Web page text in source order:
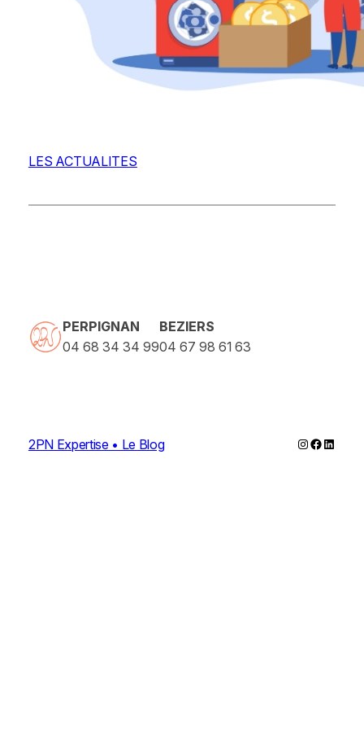
LES ACTUALITES
PERPIGNAN
04 68 34 34 99
BEZIERS
04 67 98 61 63
2PN Expertise • Le Blog Instagram